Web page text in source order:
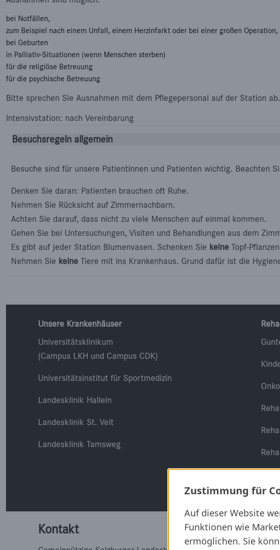
Zustimmung für
Auf dieser Website
Funktionen wie
ermöglichen. Sie
bei Notfällen,
zum Beispiel nach einem Unfall, einem Herzinfarkt oder bei einer großen Operation,
bei Geburten
in Palliativ-Situationen (wenn Menschen sterben)
für die religiöse Betreuung
für die psychische Betreuung
Bitte sprechen Sie Ausnahmen mit dem Pflegepersonal auf der Station ab.
Intensivstation: nach Vereinbarung
Besuchsregeln allgemein
Besuche sind für unsere Patientinnen und Patienten wichtig. Beachten
Denken Sie daran: Patienten brauchen oft Ruhe.
Nehmen Sie Rücksicht auf Zimmernachbarn.
Achten Sie darauf, dass nicht zu viele Menschen auf einmal kommen.
Gehen Sie bei Untersuchungen, Visiten und Behandlungen aus dem
Es gibt auf jeder Station Blumenvasen. Schenken Sie keine Topf-
Nehmen Sie keine Tiere mit ins Krankenhaus. Grund dafür ist die
Unsere Krankenhäuser
Universitätsklinikum
(Campus LKH und Campus CDK)
Universitätsinstitut für Sportmedizin
Landesklinik Hallein
Landesklinik St. Veit
Landesklinik Tamsweg
Kontakt